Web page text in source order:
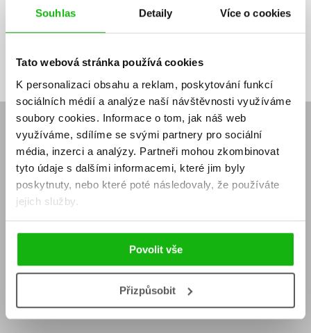
Souhlas Detaily Více o cookies
Tato webová stránka používá cookies
K personalizaci obsahu a reklam, poskytování funkcí
sociálních médií a analýze naší návštěvnosti využíváme
soubory cookies. Informace o tom, jak náš web
využíváme, sdílíme se svými partnery pro sociální
média, inzerci a analýzy. Partneři mohou zkombinovat
tyto údaje s dalšími informacemi, které jim byly
poskytnuty, nebo které poté následovaly, že používáte
jejich služby.
Povolit vše
Přizpůsobit
sleva, jaká běží soutěž o ceny? Přihlášením k odběru našich e-
souhlasíte se zpracováním osobních údajů
mailová
adresa
mailová
adresa
Vaše e-mailová adresa Přihlásit se
E-SHOP
Aktuality
Naši autoři
Obchodní podmínky
Jak nakoupit
Knižní novinky
Dárkové poukazy
Affiliate program
KONTAKTY
Sídlo společnosti
Kontakty Albatros Media